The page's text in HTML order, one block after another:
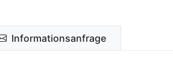
Informationsanfrage